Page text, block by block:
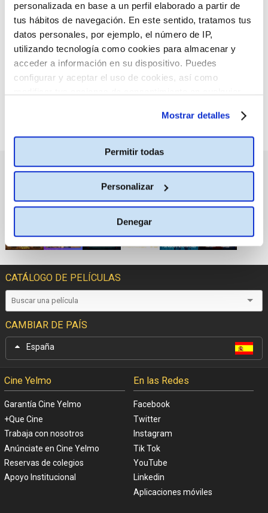
personalizada en base a un perfil elaborado a partir de
tus hábitos de navegación. En este sentido, tratamos tus
datos personales, por ejemplo, el número de IP,
utilizando tecnología como cookies para almacenar y
acceder a información en su dispositivo. Puedes
configurar y aceptar el uso de cookies, así como
Mostrar detalles
Permitir todas
Personalizar
Denegar
:(
No hay películas con el
criterio de búsqueda
seleccionado.
PRÓXIMOS ESTRENOS
CATÁLOGO DE PELÍCULAS
CAMBIAR DE PAÍS
España
Cine Yelmo
Garantía Cine Yelmo
+Que Cine
Trabaja con nosotros
Anúnciate en Cine Yelmo
Reservas de colegios
Apoyo Institucional
En las Redes
Facebook
Twitter
Instagram
Tik Tok
YouTube
Linkedin
Aplicaciones móviles